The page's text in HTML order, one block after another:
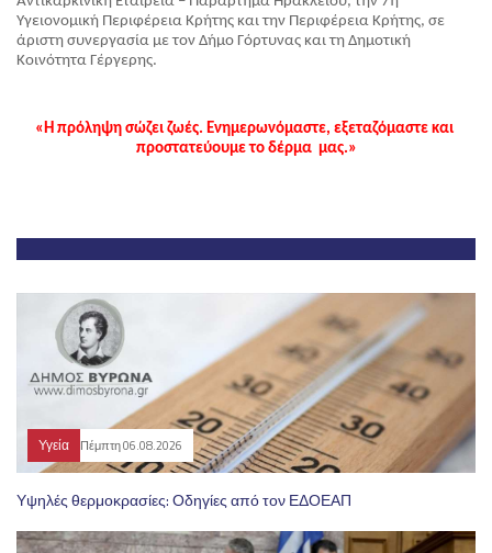
Υγειονομική Περιφέρεια Κρήτης και την Περιφέρεια Κρήτης, σε
άριστη συνεργασία με τον Δήμο Γόρτυνας και τη Δημοτική
Κοινότητα Γέργερης.
​«Η πρόληψη σώζει ζωές. Ενημερωνόμαστε, εξεταζόμαστε και
προστατεύουμε το δέρμα  μας.»
Υγεία Πέμπτη 06.08.2026
Υψηλές θερμοκρασίες: Οδηγίες από τον ΕΔΟΕΑΠ